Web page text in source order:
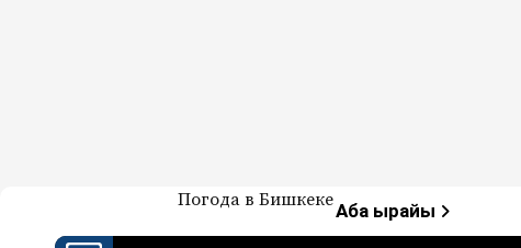
7-канал. Жаңылыктар —
Жаңылыктар — Кыргызстан
Погода в БишкекеАба ырайы